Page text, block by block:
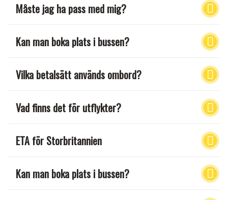
Måste jag ha pass med mig?
Kan man boka plats i bussen?
Vilka betalsätt används ombord?
Vad finns det för utflykter?
ETA för Storbritannien
Kan man boka plats i bussen?